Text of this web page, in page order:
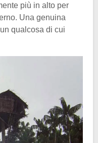
più in alto per
Una genuina
qualcosa di cui